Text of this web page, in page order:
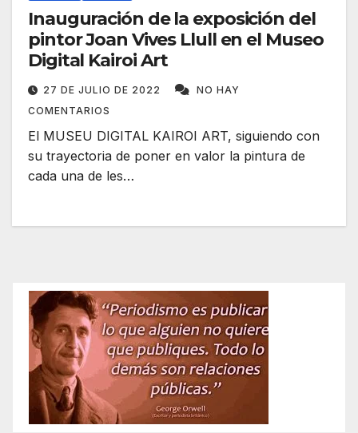
Inauguración de la exposición del
pintor Joan Vives Llull en el Museo
Digital Kairoi Art
27 DE JULIO DE 2022
NO HAY
COMENTARIOS
El MUSEU DIGITAL KAIROI ART, siguiendo con
su trayectoria de poner en valor la pintura de
cada una de les…